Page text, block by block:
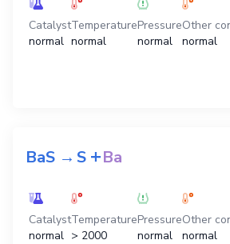
Catalyst
normal
Temperature
normal
Pressure
normal
Other
normal
BaS →S +Ba
Catalyst
normal
Temperature
> 2000
Pressure
normal
Other
normal